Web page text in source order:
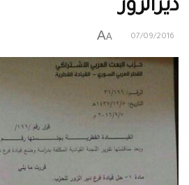
ديرالزور
07/09/2016
A
A